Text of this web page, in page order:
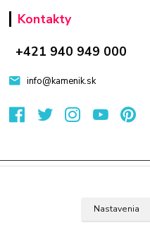
Kontakty
+421 940 949 000
info@kamenik.sk
Nastavenia